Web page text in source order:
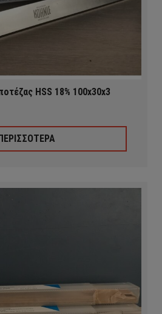
HSS 18% 100x30x3
ΠΕΡΙΣΣΟΤΕΡΑ